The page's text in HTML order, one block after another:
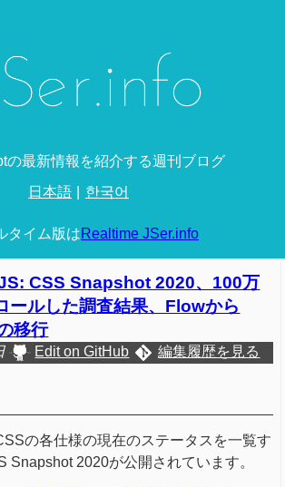
の最新情報を紹介する週刊ブログ
日本語 한국어
タイム版はRealtime JSer.info
CSS Snapshot 2020、100万
ールした調査結果、Flowから
移行
Edit on GitHub 編集履歴を見る
の各仕様の現在のステータスを一覧す
Snapshot 2020が公開されています。